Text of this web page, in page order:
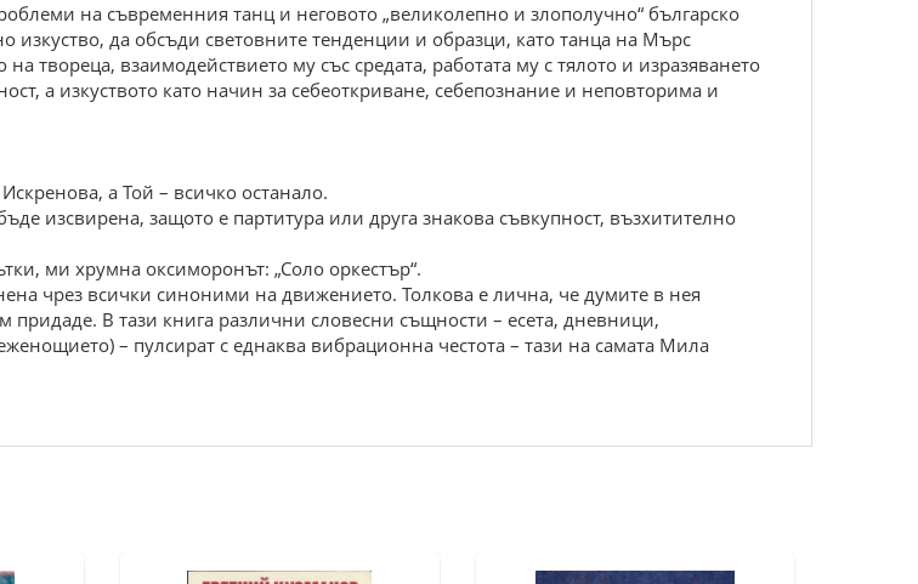
на съвременния танц и неговото „великолепно и злополучно“ българско
изкуство, да обсъди световните тенденции и образци, като танца на Мърс
твореца, взаимодействието му със средата, работата му с тялото и изразяването
а изкуството като начин за себеоткриване, себепознание и неповторима и
а Той – всичко останало.
изсвирена, защото е партитура или друга знакова съвкупност, възхитително
ми хрумна оксиморонът: „Соло оркестър“.
чрез всички синоними на движението. Толкова е лична, че думите в нея
В тази книга различни словесни същности – есета, дневници,
– пулсират с еднаква вибрационна честота – тази на самата Мила